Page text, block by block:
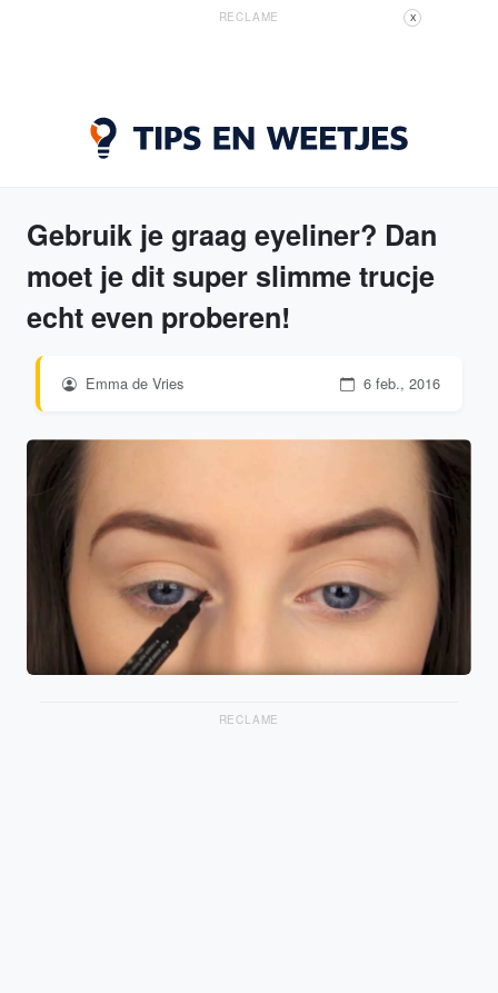
RECLAME X
Gebruik je graag eyeliner? Dan
moet je dit super slimme trucje
echt even proberen!
Emma de Vries 6 feb., 2016
RECLAME